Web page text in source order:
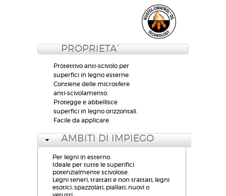
PROPRIETA’
Protettivo anti-scivolo per
superfici in legno esterne.
Contiene delle microsfere
anti-scivolamento.
Protegge e abbellisce
superfici in legno orizzontali.
Facile da applicare.
AMBITI DI IMPIEGO
Per legni in esterno.
Ideale per tutte le superifici
potenzialmente scivolose.
Legni teneri, trattati e non trattati, legni
esotici, spazzolati, piallati, nuovi o